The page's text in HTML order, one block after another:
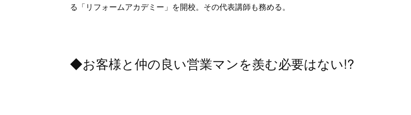
る「リフォームアカデミー」を開校。その代表講師も務める。
◆お客様と仲の良い営業マンを羨む必要はない!?